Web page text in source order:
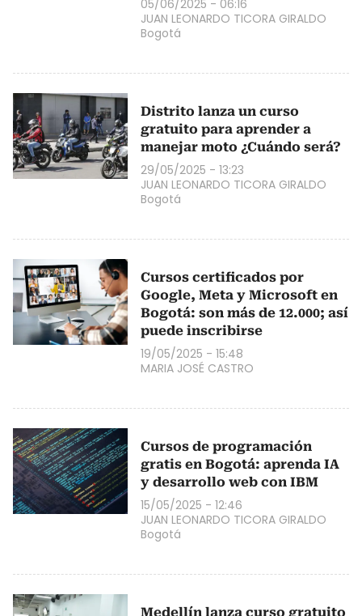
05/06/2025 - 06:16
JUAN LEONARDO TICORA GIRALDO
Bogotá
Distrito lanza un curso
gratuito para aprender a
manejar moto ¿Cuándo será?
29/05/2025 - 13:23
JUAN LEONARDO TICORA GIRALDO
Bogotá
Cursos certificados por
Google, Meta y Microsoft en
Bogotá: son más de 12.000; así
puede inscribirse
19/05/2025 - 15:48
MARIA JOSÉ CASTRO
Cursos de programación
gratis en Bogotá: aprenda IA
y desarrollo web con IBM
15/05/2025 - 12:46
JUAN LEONARDO TICORA GIRALDO
Bogotá
Medellín lanza curso gratuito